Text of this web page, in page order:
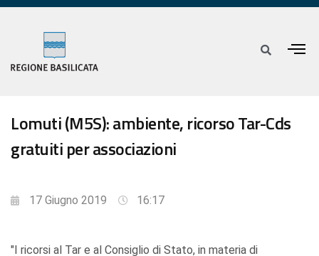
Lomuti (M5S): ambiente, ricorso Tar-Cds
gratuiti per associazioni
17 Giugno 2019 16:17
"I ricorsi al Tar e al Consiglio di Stato, in materia di